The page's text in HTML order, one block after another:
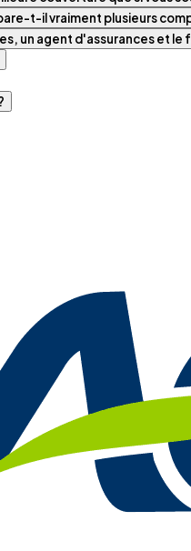
t-il vraiment plusieurs
un agent d'assurances et